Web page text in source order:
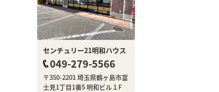
センチュリー21明和ハウス
049-279-5566
〒350-2201 埼玉県鶴ヶ島市富
士見1丁目1番5 明和ビル１F